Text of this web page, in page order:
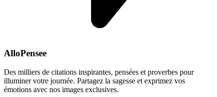
AlloPensee
Des milliers de citations inspirantes, pensées et proverbes pour
illuminer votre journée. Partagez la sagesse et exprimez vos
émotions avec nos images exclusives.